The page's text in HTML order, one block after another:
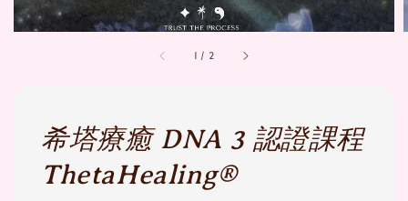
1 / 2
希塔療癒 DNA 3 認證課程
ThetaHealing®